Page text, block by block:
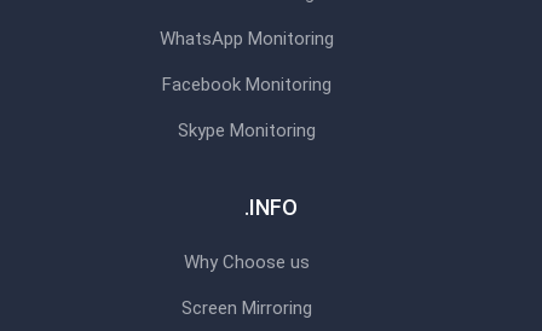
WhatsApp Monitoring
Facebook Monitoring
Skype Monitoring
INFO.
Why Choose us
Screen Mirroring